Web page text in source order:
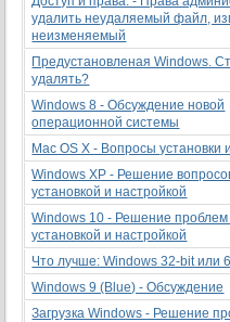
удалить неудаляемый файл,
неизменяемый
Предустановленая Windows.
удалять?
Windows 8 - Обсуждение новой
операционной системы
Mac OS X - Вопросы установки
Windows ХР - Решение
установкой и настройкой
Windows 10 - Решение проблем
установкой и настройкой
Что лучше: Windows 32-bit или
Windows 9 (Blue) - Обсуждение
Загрузка Windows - Решение